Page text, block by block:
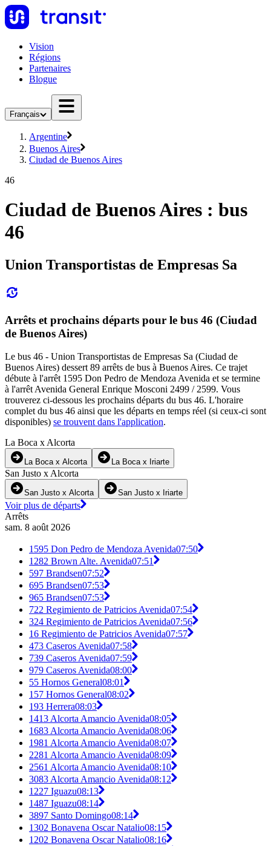
Vision
Régions
Partenaires
Blogue
Français
Argentine
Buenos Aires
Ciudad de Buenos Aires
46
Ciudad de Buenos Aires : bus
46
Union Transportistas de Empresas Sa
Arrêts et prochains départs pour le bus 46 (Ciudad
de Buenos Aires)
Le bus 46 - Union Transportistas de Empresas Sa (Ciudad de
Buenos Aires) dessert 89 arrêts de bus à Buenos Aires. Ce trajet
débute à l'arrêt 1595 Don Pedro de Mendoza Avenida et se termine
à l'arrêt Avenida General Enrique Mosconi 2499 / 2599. Vous
trouverez ci-dessous les prochains départs du bus 46. L'horaire
complet du bus 46 ainsi que les départs en temps réel (si ceux-ci sont
disponibles) se trouvent dans l'application.
La Boca x Alcorta
La Boca x Alcorta La Boca x Iriarte
San Justo x Alcorta
San Justo x Alcorta San Justo x Iriarte
Voir plus de départs
Arrêts
sam. 8 août 2026
1595 Don Pedro de Mendoza Avenida07:50
1282 Brown Alte. Avenida07:51
597 Brandsen07:52
695 Brandsen07:53
965 Brandsen07:53
722 Regimiento de Patricios Avenida07:54
324 Regimiento de Patricios Avenida07:56
16 Regimiento de Patricios Avenida07:57
473 Caseros Avenida07:58
739 Caseros Avenida07:59
979 Caseros Avenida08:00
55 Hornos General08:01
157 Hornos General08:02
193 Herrera08:03
1413 Alcorta Amancio Avenida08:05
1683 Alcorta Amancio Avenida08:06
1981 Alcorta Amancio Avenida08:07
2281 Alcorta Amancio Avenida08:09
2561 Alcorta Amancio Avenida08:10
3083 Alcorta Amancio Avenida08:12
1227 Iguazu08:13
1487 Iguazu08:14
3897 Santo Domingo08:14
1302 Bonavena Oscar Natalio08:15
1202 Bonavena Oscar Natalio08:16